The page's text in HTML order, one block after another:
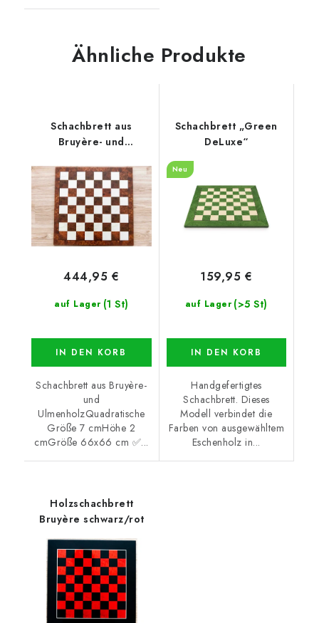
Ähnliche Produkte
Schachbrett aus
Bruyère- und
auf Lager (1 St)
444,95 €
IN DEN KORB
Schachbrett aus Bruyère-
und
UlmenholzQuadratische
Größe 7 cmHöhe 2
cmGröße 66x66 cm ✅...
Schachbrett „Green
DeLuxe“
Neu
auf Lager (>5 St)
159,95 €
IN DEN KORB
Handgefertigtes
Schachbrett. Dieses
Modell verbindet die
Farben von ausgewähltem
Eschenholz in...
Holzschachbrett
Bruyère schwarz/rot